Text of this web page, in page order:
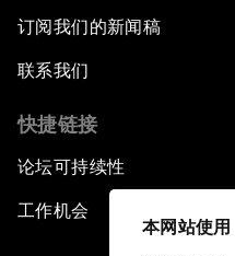
本网站使
订阅我们的新闻稿
联系我们
快捷链接
论坛可持续性
工作机会